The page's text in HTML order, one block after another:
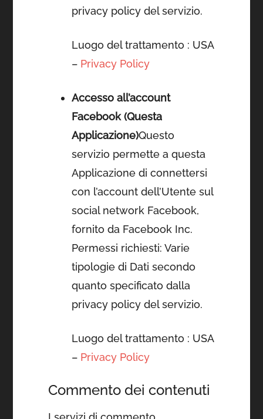
privacy policy del servizio.
Luogo del trattamento : USA
– Privacy Policy
Accesso all’account
Facebook (Questa
Applicazione)Questo
servizio permette a questa
Applicazione di connettersi
con l’account dell’Utente sul
social network Facebook,
fornito da Facebook Inc.
Permessi richiesti: Varie
tipologie di Dati secondo
quanto specificato dalla
privacy policy del servizio.
Luogo del trattamento : USA
– Privacy Policy
Commento dei contenuti